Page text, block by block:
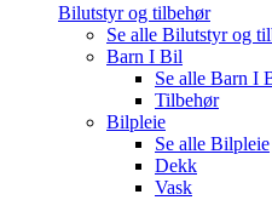
Bilutstyr og tilbehør
Se alle Bilutstyr og
Barn I Bil
Se alle Barn I
Tilbehør
Bilpleie
Se alle Bilpleie
Dekk
Vask